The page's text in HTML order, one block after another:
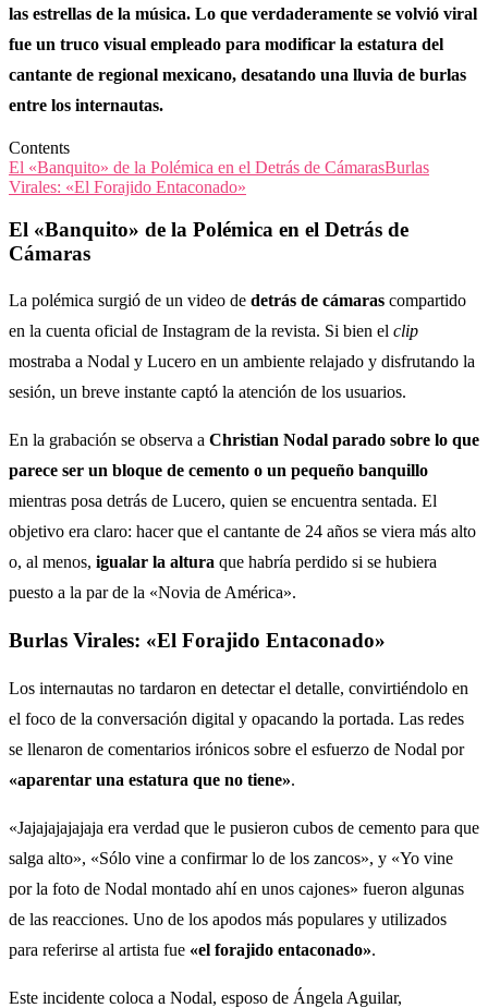
las estrellas de la música. Lo que verdaderamente se volvió viral
fue un truco visual empleado para modificar la estatura del
cantante de regional mexicano, desatando una lluvia de burlas
entre los internautas.
Contents
El «Banquito» de la Polémica en el Detrás de CámarasBurlas
Virales: «El Forajido Entaconado»
El «Banquito» de la Polémica en el Detrás de
Cámaras
La polémica surgió de un video de detrás de cámaras compartido
en la cuenta oficial de Instagram de la revista. Si bien el clip
mostraba a Nodal y Lucero en un ambiente relajado y disfrutando la
sesión, un breve instante captó la atención de los usuarios.
En la grabación se observa a Christian Nodal parado sobre lo que
parece ser un bloque de cemento o un pequeño banquillo
mientras posa detrás de Lucero, quien se encuentra sentada. El
objetivo era claro: hacer que el cantante de 24 años se viera más alto
o, al menos, igualar la altura que habría perdido si se hubiera
puesto a la par de la «Novia de América».
Burlas Virales: «El Forajido Entaconado»
Los internautas no tardaron en detectar el detalle, convirtiéndolo en
el foco de la conversación digital y opacando la portada. Las redes
se llenaron de comentarios irónicos sobre el esfuerzo de Nodal por
«aparentar una estatura que no tiene».
«Jajajajajajaja era verdad que le pusieron cubos de cemento para que
salga alto», «Sólo vine a confirmar lo de los zancos», y «Yo vine
por la foto de Nodal montado ahí en unos cajones» fueron algunas
de las reacciones. Uno de los apodos más populares y utilizados
para referirse al artista fue «el forajido entaconado».
Este incidente coloca a Nodal, esposo de Ángela Aguilar,